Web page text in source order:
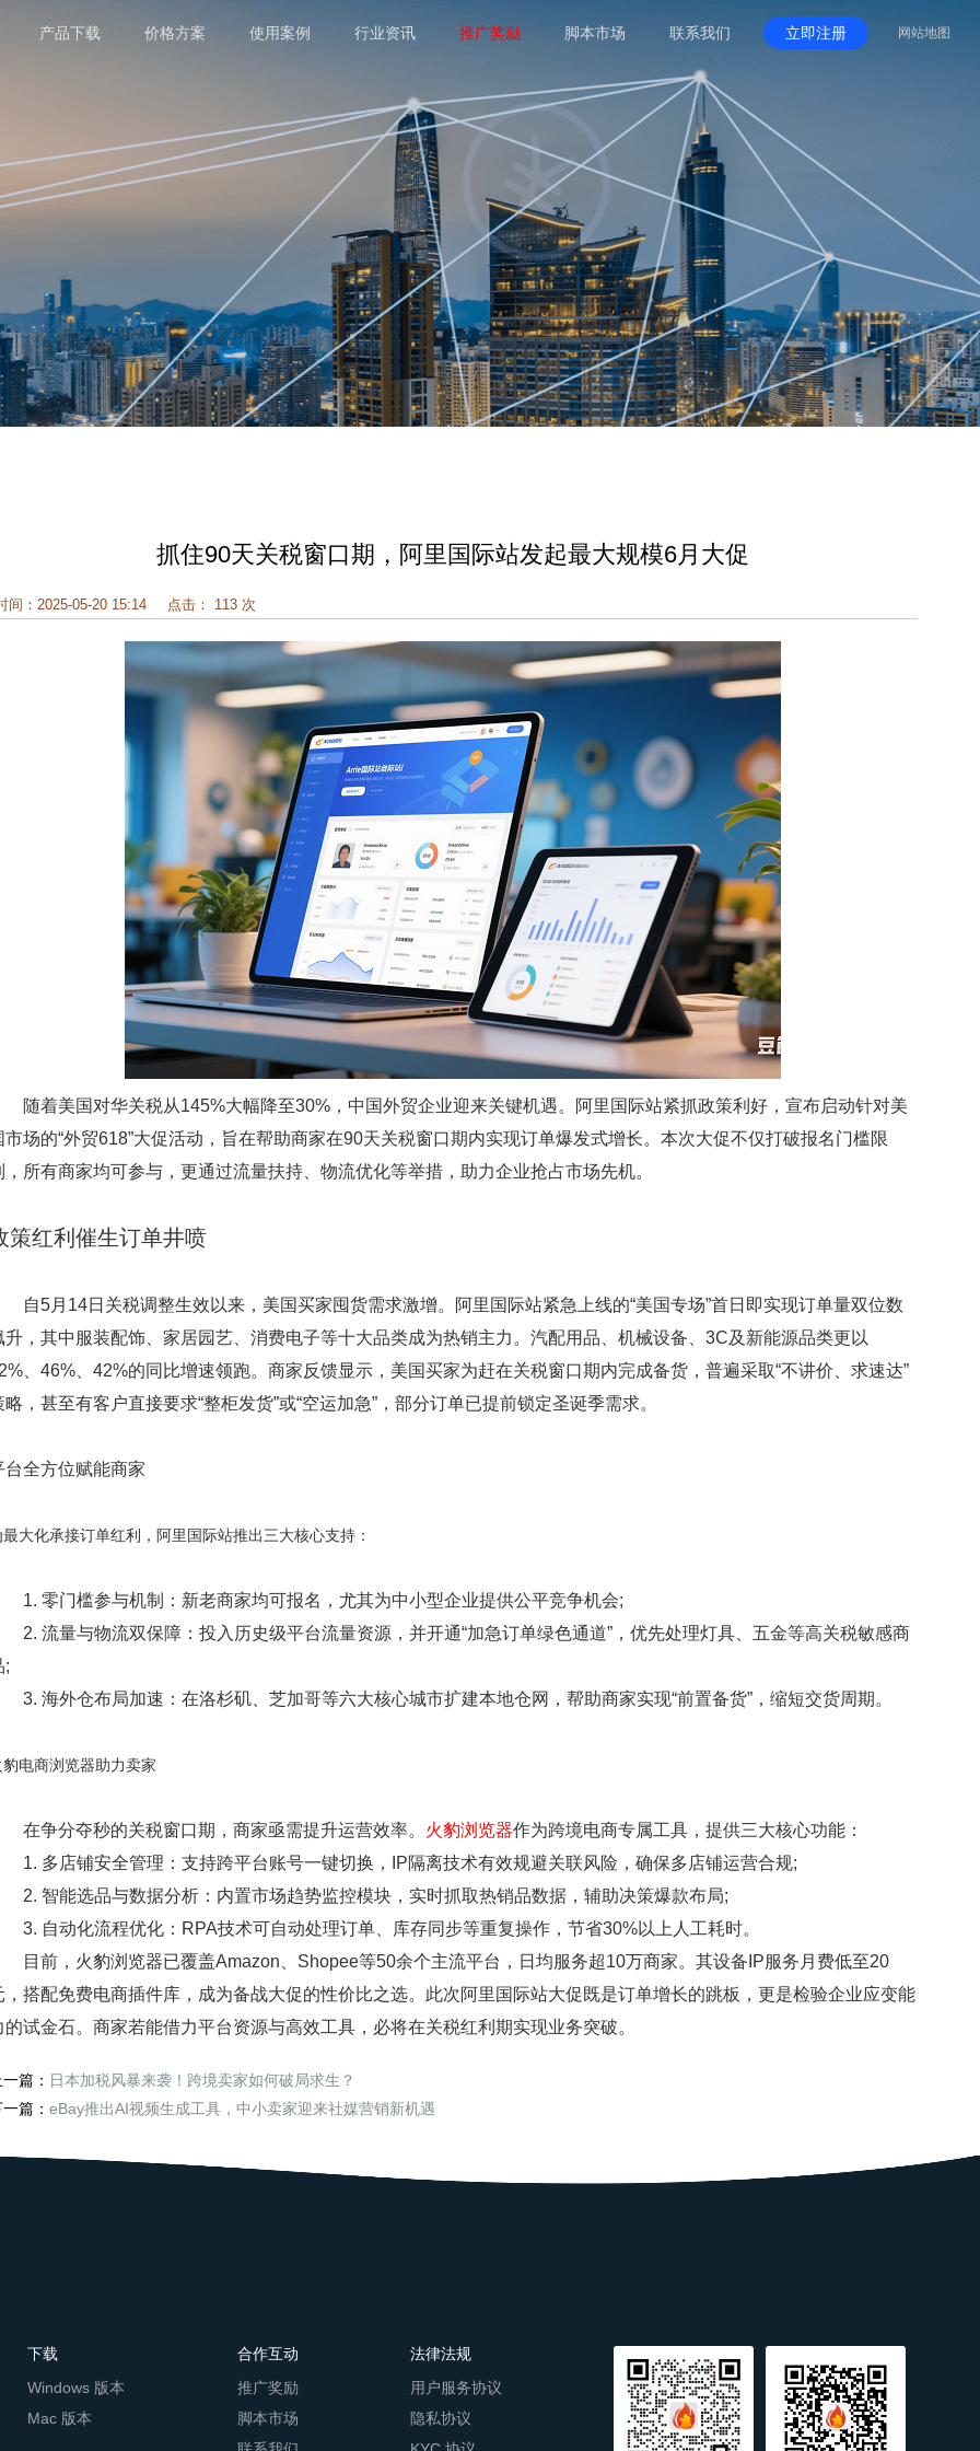
产品下载 价格方案 使用案例 行业资讯 推广奖励 脚本市场 联系我们 立即注册 网站地图
抓住90天关税窗口期，阿里国际站发起最大规模6月大促
间：2025-05-20 15:14 点击： 113 次
着美国对华关税从145%大幅降至30%，中国外贸企业迎来关键机遇。阿里国际站紧抓政策利好，宣布启动针对美
市场的“外贸618”大促活动，旨在帮助商家在90天关税窗口期内实现订单爆发式增长。本次大促不仅打破报名门槛限
，所有商家均可参与，更通过流量扶持、物流优化等举措，助力企业抢占市场先机。
策红利催生订单井喷
5月14日关税调整生效以来，美国买家囤货需求激增。阿里国际站紧急上线的“美国专场”首日即实现订单量双位数
升，其中服装配饰、家居园艺、消费电子等十大品类成为热销主力。汽配用品、机械设备、3C及新能源品类更以
、46%、42%的同比增速领跑。商家反馈显示，美国买家为赶在关税窗口期内完成备货，普遍采取“不讲价、求速达”
略，甚至有客户直接要求“整柜发货”或“空运加急”，部分订单已提前锁定圣诞季需求。
台全方位赋能商家
最大化承接订单红利，阿里国际站推出三大核心支持：
零门槛参与机制：新老商家均可报名，尤其为中小型企业提供公平竞争机会;
流量与物流双保障：投入历史级平台流量资源，并开通“加急订单绿色通道”，优先处理灯具、五金等高关税敏感商
;
海外仓布局加速：在洛杉矶、芝加哥等六大核心城市扩建本地仓网，帮助商家实现“前置备货”，缩短交货周期。
豹电商浏览器助力卖家
争分夺秒的关税窗口期，商家亟需提升运营效率。 火豹浏览器作为跨境电商专属工具，提供三大核心功能：
多店铺安全管理：支持跨平台账号一键切换，IP隔离技术有效规避关联风险，确保多店铺运营合规;
智能选品与数据分析：内置市场趋势监控模块，实时抓取热销品数据，辅助决策爆款布局;
自动化流程优化：RPA技术可自动处理订单、库存同步等重复操作，节省30%以上人工耗时。
前，火豹浏览器已覆盖Amazon、Shopee等50余个主流平台，日均服务超10万商家。其设备IP服务月费低至20
，搭配免费电商插件库，成为备战大促的性价比之选。此次阿里国际站大促既是订单增长的跳板，更是检验企业应变能
的试金石。商家若能借力平台资源与高效工具，必将在关税红利期实现业务突破。
篇： 日本加税风暴来袭！跨境卖家如何破局求生？
篇： eBay推出AI视频生成工具，中小卖家迎来社媒营销新机遇
下载
Windows 版本
Mac 版本
合作互动
推广奖励
脚本市场
法律法规
用户服务协议
隐私协议